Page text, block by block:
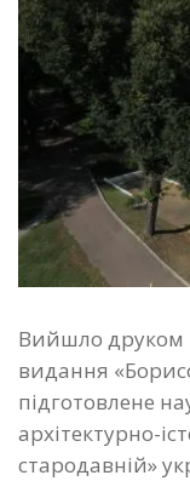
Вийшло друком
видання
підготовлене
архітектурно-
стародавній»